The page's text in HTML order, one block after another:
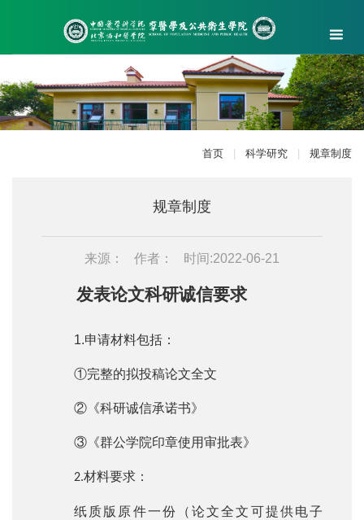
首页 科学研究 规章制度
规章制度
来源： 作者： 时间:2022-06-21
发表论文科研诚信要求
1.申请材料包括：
①完整的拟投稿论文全文
②《科研诚信承诺书》
③《群公学院印章使用审批表》
2.材料要求：
纸质版原件一份（论文全文可提供电子